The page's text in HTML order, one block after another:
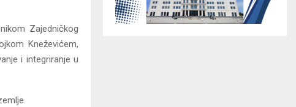
Zajedničkog
Kneževićem,
i integriranje u